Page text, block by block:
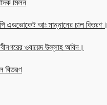
মিলন
এডভোকেট আঃ মান্নানের চাল বিতরণ।
ওবায়েদ উল্লাহ অবিদ।
বিতরণ